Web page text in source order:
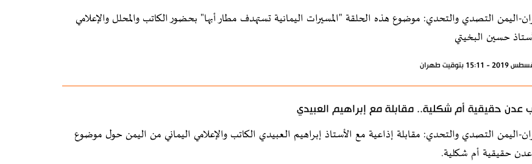
اليمن التصدي والتحدي: موضوع هذه الحلقة "المسيرات اليمانية تستهدف مطار أبها" بحضور الكاتب والمحلل والإعلامي
حسين البخيتي
عدن حقيقية أم شكلية.. مقابلة مع إبراهيم العبيدي
اليمن التصدي والتحدي: مقابلة إذاعية مع الأستاذ إبراهيم العبيدي الكاتب والإعلامي اليماني من اليمن حول موضوع
حقيقية أم شكلية.